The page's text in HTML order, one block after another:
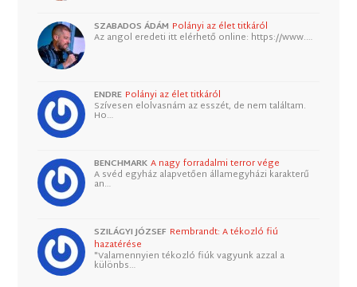
SZABADOS ÁDÁM Polányi az élet titkáról
Az angol eredeti itt elérhető online: https://www.…
ENDRE Polányi az élet titkáról
Szívesen elolvasnám az esszét, de nem találtam.
Ho…
BENCHMARK A nagy forradalmi terror vége
A svéd egyház alapvetően államegyházi karakterű
an…
SZILÁGYI JÓZSEF Rembrandt: A tékozló fiú
hazatérése
"Valamennyien tékozló fiúk vagyunk azzal a
különbs…